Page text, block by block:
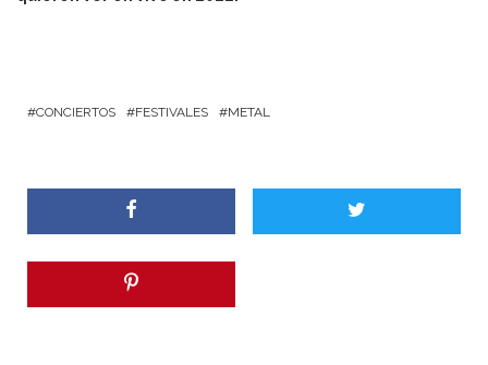
CONCIERTOS FESTIVALES METAL